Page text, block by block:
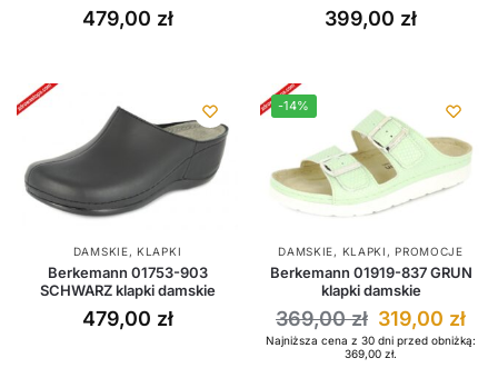
479,00 zł 399,00 zł
DAMSKIE,KLAPKI
Berkemann 01753-903
SCHWARZ klapki damskie
479,00 zł
-14%
DAMSKIE, KLAPKI ,PROMOCJE
Berkemann 01919-837 GRUN
klapki damskie
369,00zł 319,00 zł
Najniższa cena z 30 dni przed obniżką:
369,00 zł.